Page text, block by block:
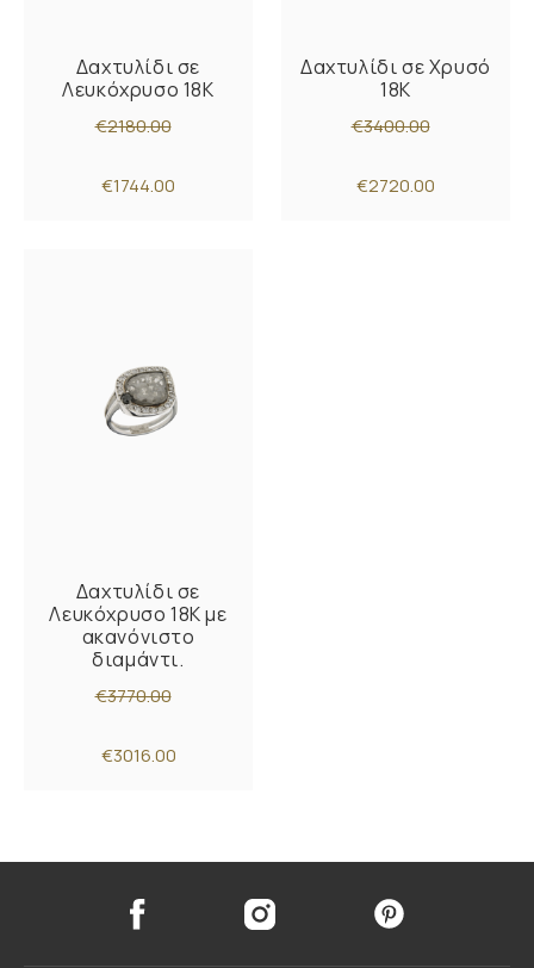
Δαχτυλίδι σε
Λευκόχρυσο 18K
€2180.00
€1744.00
Δαχτυλίδι σε Χρυσό
18K
€3400.00
€2720.00
Δαχτυλίδι σε
Λευκόχρυσο 18K με
ακανόνιστο
διαμάντι.
€3770.00
€3016.00